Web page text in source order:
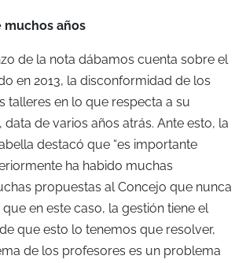
muchos años
de la nota dábamos cuenta sobre el
en 2013, la disconformidad de los
talleres en lo que respecta a su
de varios años atrás. Ante esto, la
destacó que “es importante
ha habido muchas
propuestas al Concejo que nunca
en este caso, la gestión tiene el
que esto lo tenemos que resolver,
de los profesores es un problema